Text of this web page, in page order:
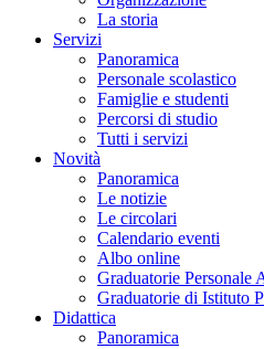
La storia
Servizi
Panoramica
Personale scolastico
Famiglie e studenti
Percorsi di studio
Tutti i servizi
Novità
Panoramica
Le notizie
Le circolari
Calendario eventi
Albo online
Graduatorie Personale
Graduatorie di Istituto
Didattica
Panoramica